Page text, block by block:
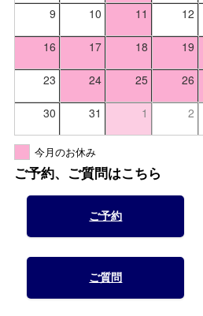
9 10 11 12
16 17 18 19
23 24 25 26
30 31 1 2
今月のお休み
ご予約、ご質問はこちら
ご予約
ご質問